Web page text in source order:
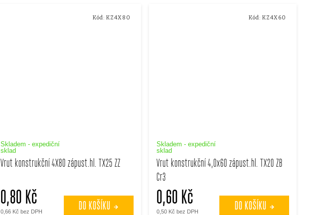
Vrut konstrukční 4X80 zápust.hl. TX25 ZZ
Skladem - expediční
sklad
0,66 Kč bez DPH
0,80 Kč DO KOŠÍKU
Kód: KZ4X80
Vrut konstrukční 4,0x60 zápust.hl. TX20 ZB
Cr3
Skladem - expediční
sklad
0,50 Kč bez DPH
0,60 Kč DO KOŠÍKU
Kód: KZ4X60